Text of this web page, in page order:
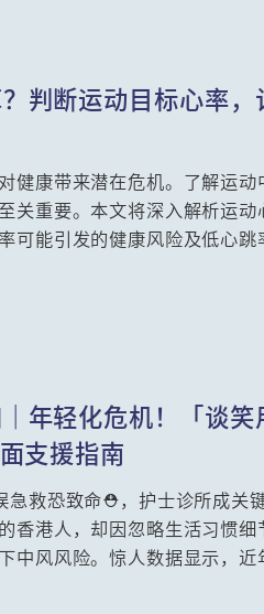
判断运动目标心率
健康带来潜在危机。了解运
关重要。本文将深入解析运
可能引发的健康风险及低心跳
年轻化危机！「谈
支援指南
急救恐致命⛑️，护士诊所成关
香港人，却因忽略生活习惯
中风风险。惊人数据显示，